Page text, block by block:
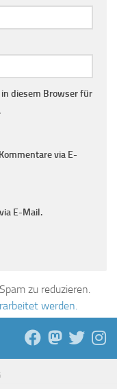
diesem Browser für
via E-
E-Mail.
zu reduzieren.
werden.